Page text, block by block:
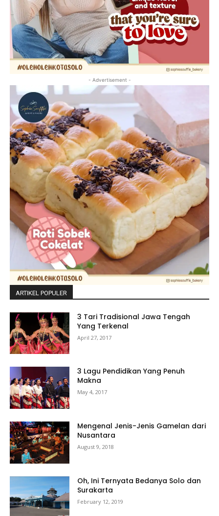
- Advertisement -
ARTIKEL POPULER
3 Tari Tradisional Jawa Tengah
Yang Terkenal
April 27, 2017
3 Lagu Pendidikan Yang Penuh
Makna
May 4, 2017
Mengenal Jenis-Jenis Gamelan dari
Nusantara
August 9, 2018
Oh, Ini Ternyata Bedanya Solo dan
Surakarta
February 12, 2019